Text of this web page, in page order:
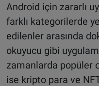
Android için zararlı
farklı kategorilerde
edilenler arasında
okuyucu gibi
zamanlarda popüler
ise kripto para ve